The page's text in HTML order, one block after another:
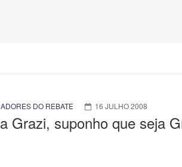
DO REBATE 16 JULHO 2008
Grazi, suponho que seja